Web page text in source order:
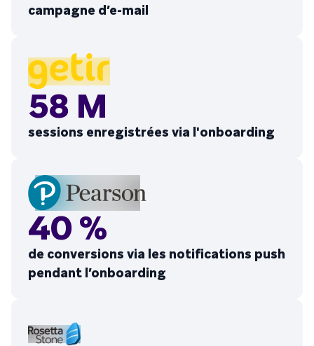
campagne d’e-mail
58 M
sessions enregistrées via l'onboarding
40 %
de conversions via les notifications push
pendant l’onboarding